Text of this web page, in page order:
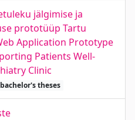
jälgimise ja
prototüüp Tartu
Application Prototype
Patients Well-
Clinic
bachelor's theses